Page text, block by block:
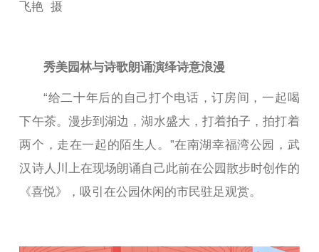
飞艳 摄
秀美园林与诗歌朗诵演绎诗意浪漫
“给二十年后的自己打个电话，订房间，一起喝
下午茶。漫步到湖边，湖水盛大，打着拍子，拍打着
两个，走在一起的陌生人。”在南湖幸福湾公园，武
汉诗人川上在现场朗诵自己此前在公园散步时创作的
《喜悦》，吸引在公园休闲的市民驻足观赏。